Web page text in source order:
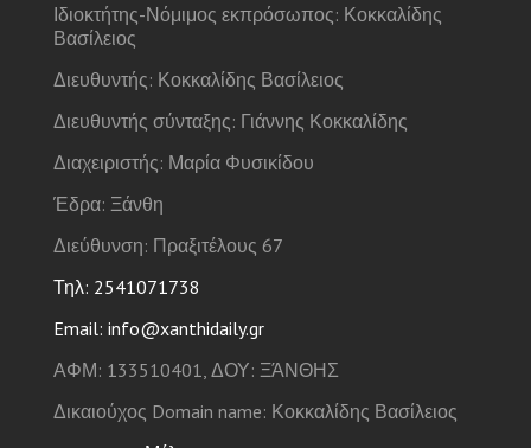
Ιδιοκτήτης-Νόμιμος εκπρόσωπος: Κοκκαλίδης
Βασίλειος
Διευθυντής: Κοκκαλίδης Βασίλειος
Διευθυντής σύνταξης: Γιάννης Κοκκαλίδης
Διαχειριστής: Μαρία Φυσικίδου
Έδρα: Ξάνθη
Διεύθυνση: Πραξιτέλους 67
Τηλ: 2541071738
Email: info@xanthidaily.gr
ΑΦΜ: 133510401, ΔΟΥ: ΞΆΝΘΗΣ
Δικαιούχος Domain name: Κοκκαλίδης Βασίλειος